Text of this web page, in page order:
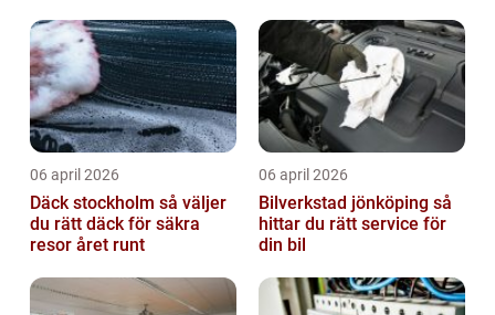
06 april 2026
Däck stockholm så väljer
du rätt däck för säkra
resor året runt
06 april 2026
Bilverkstad jönköping så
hittar du rätt service för
din bil